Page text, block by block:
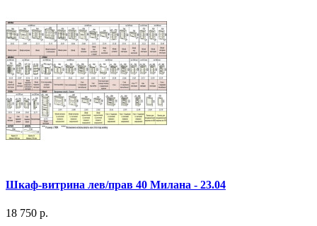
Шкаф-витрина лев/прав 40 Милана - 23.04
18 750 р.